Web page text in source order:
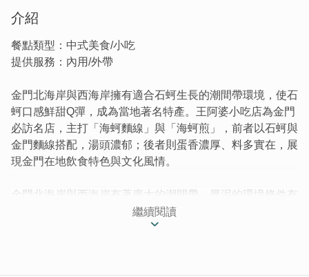
介紹
餐點類型：中式美食/小吃
提供服務：內用/外帶
金門北海岸與西海岸擁有適合石蚵生長的潮間帶環境，使石
蚵口感鮮甜Q彈，成為當地著名特產。王阿婆小吃店為金門
必訪名店，主打「海蚵麵線」與「海蚵煎」，前者以石蚵與
金門麵線搭配，湯頭濃郁；後者則蛋香濃厚、料多實在，展
現金門在地飲食特色與文化風情。
金門北海岸與西海岸有著廣大的潮間帶，厚泥的環境條件有
利於石蚵生長。因潮水進退緣故，就像在做桑拿一樣，讓石
蚵嚐起來鮮甜且口感Q彈，這樣的特性，使得石蚵成為金門
繼續閱讀